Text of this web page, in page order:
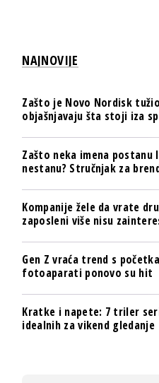
NAJNOVIJE
Zašto je Novo Nordisk
objašnjavaju šta stoji iza
Zašto neka imena postanu
nestanu? Stručnjak za
Kompanije žele da vrate
zaposleni više nisu
Gen Z vraća trend s
fotoaparati ponovo su hit
Kratke i napete: 7 triler
idealnih za vikend gledanje